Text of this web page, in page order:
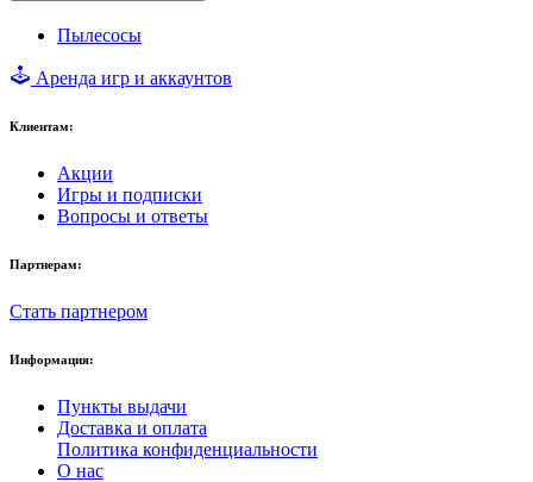
Пылесосы
Аренда игр и аккаунтов
Клиентам:
Акции
Игры и подписки
Вопросы и ответы
Партнерам:
Стать партнером
Информация:
Пункты выдачи
Доставка и оплата
Политика конфиденциальности
О нас